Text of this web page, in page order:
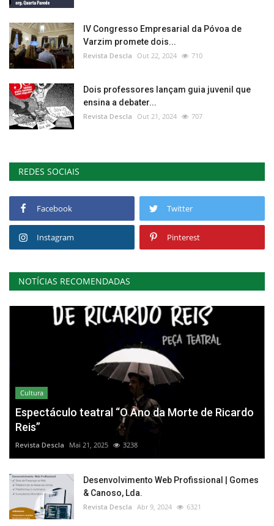
IV Congresso Empresarial da Póvoa de
Varzim promete dois...
Revista Descla Out 22, 2024 710
Dois professores lançam guia juvenil que
ensina a debater...
Revista Descla Out 21, 2024 707
REDES SOCIAIS
Facebook Twitter
Instagram Pinterest
NOTÍCIAS RECOMENDADAS
Cultura
Espectáculo teatral “O Ano da Morte de Ricardo
Reis”
Revista Descla Mai 21, 2025 3238
Desenvolvimento Web Profissional | Gomes
& Canoso, Lda.
Revista Descla Abr 9, 2024 6321